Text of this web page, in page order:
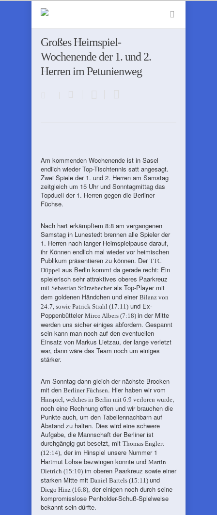
Großes Heimspiel-
Wochenende der 1. und 2.
Herren im Petunienweg
Am kommenden Wochenende ist in Sasel
endlich wieder Top-Tischtennis satt angesagt.
Zwei Spiele der 1. und 2. Herren am Samstag
zeitgleich um 15 Uhr und Sonntagmittag das
Topduell der 1. Herren gegen die Berliner
Füchse.
Nach hart erkämpftem 8:8 am vergangenen
Samstag in Lunestedt brennen alle Spieler der
1. Herren nach langer Heimspielpause darauf,
ihr Können endlich mal wieder vor heimischen
Publikum präsentieren zu können. Der TTC
Düppel aus Berlin kommt da gerade recht: Ein
spielerisch sehr attraktives oberes Paarkreuz
mit Sebastian Stürzebecherals Top-Player mit
dem goldenen Händchen und einer Bilanz von
24:7, sowie Patrick Strahl (17:11) und Ex-
Poppenbütteler Mirco Albers (7:18) in der Mitte
werden uns sicher einiges abfordern. Gespannt
sein kann man noch auf den eventuellen
Einsatz von Markus Lietzau, der lange verletzt
war, dann wäre das Team noch um einiges
stärker.
Am Sonntag dann gleich der nächste Brocken
mit den Berliner Füchsen. Hier haben wir vom
Hinspiel, welches in Berlin mit 6:9 verloren wurde,
noch eine Rechnung offen und wir brauchen die
Punkte auch, um den Tabellennachbarn auf
Abstand zu halten. Dies wird eine schwere
Aufgabe, die Mannschaft der Berliner ist
durchgängig gut besetzt, mit Thomas Englert
(12:14), der im Hinspiel unsere Nummer 1
Hartmut Lohse bezwingen konnte und Martin
Dietrich (15:10) im oberen Paarkreuz sowie einer
starken Mitte mit Daniel Bartels (15:11) und
Diego Hinz (16:8), der einigen noch durch seine
kompromisslose Penholder-Schuß-Spielweise
bekannt sein dürfte.